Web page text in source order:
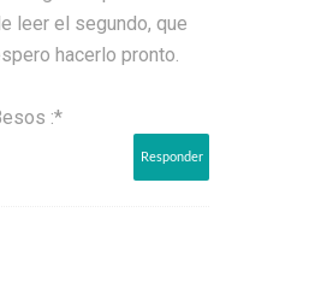
leer el segundo, que
hacerlo pronto.
:*
Responder